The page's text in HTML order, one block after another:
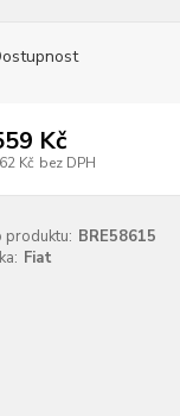
Kč
Kč bez DPH
produktu: BRE58615
Fiat